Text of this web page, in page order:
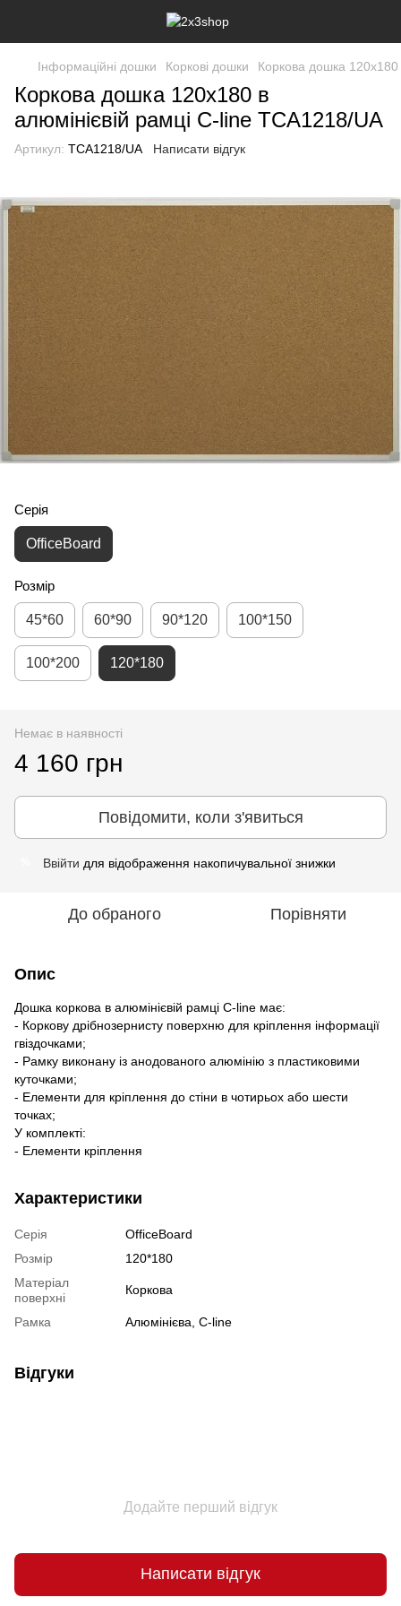
Інформаційні дошки Коркові дошки Коркова дошка 120x180
Коркова дошка 120x180 в
алюмінієвій рамці C-line TCA1218/UA
Артикул: TCA1218/UA Написати відгук
Серія
OfficeBoard
Розмір
45*60 60*90 90*120 100*150
100*200 120*180
Немає в наявності
4 160 грн
Повідомити, коли з'явиться
Ввійти для відображення накопичувальної знижки
До обраного Порівняти
Опис
Дошка коркова в алюмінієвій рамці C-line має:
- Коркову дрібнозернисту поверхню для кріплення інформації
гвіздочками;
- Рамку виконану із анодованого алюмінію з пластиковими
куточками;
- Елементи для кріплення до стіни в чотирьох або шести
точках;
У комплекті:
- Елементи кріплення
Характеристики
Серія
OfficeBoard
Розмір
120*180
Матеріал
поверхні
Коркова
Рамка Алюмінієва, C-line
Відгуки
Додайте перший відгук
Написати відгук